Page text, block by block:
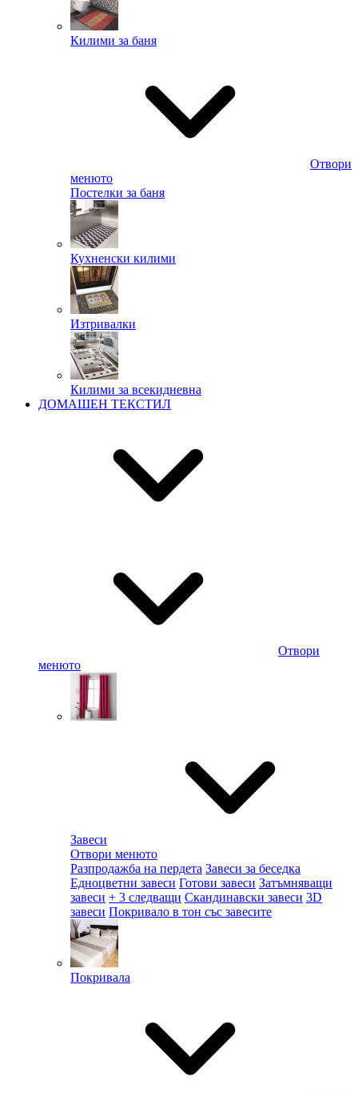
Килими за баня
Отвори
менюто
Постелки за баня
Кухненски килими
Изтривалки
Килими за всекидневна
ДОМАШЕН ТЕКСТИЛ
Отвори
менюто
Завеси
Отвори менюто
Разпродажба на пердета Завеси за беседка
Едноцветни завеси Готови завеси Затъмняващи
завеси + 3 следващи Скандинавски завеси 3D
завеси Покривало в тон със завесите
Покривала